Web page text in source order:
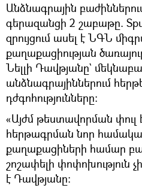
Անձնագրային
գերազանցի 2 շաբաթը.
զրույցում ասել է ՆԳՆ
քաղաքացիության
Նելլի Դավթյանը`
անձնագրայիններում
դժգոհությունները։
«Այժմ թեստավորման փուլ
հերթագրման նոր
քաղաքացիների համար
շոշափելի փոփոխություն
է Դավթյանը։